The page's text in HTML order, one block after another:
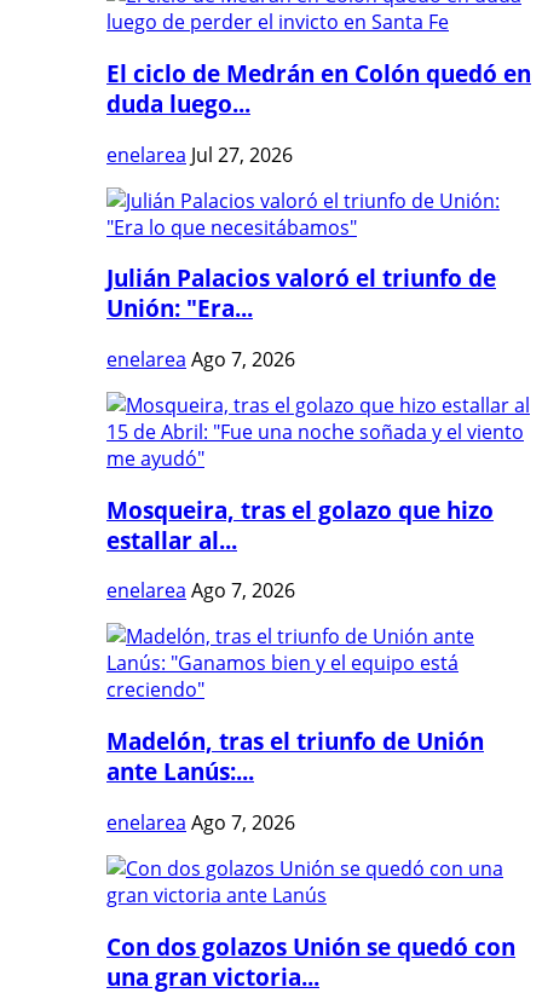
El ciclo de Medrán en Colón quedó en
duda luego...
enelarea Jul 27, 2026
Julián Palacios valoró el triunfo de
Unión: "Era...
enelarea Ago 7, 2026
Mosqueira, tras el golazo que hizo
estallar al...
enelarea Ago 7, 2026
Madelón, tras el triunfo de Unión
ante Lanús:...
enelarea Ago 7, 2026
Con dos golazos Unión se quedó con
una gran victoria...